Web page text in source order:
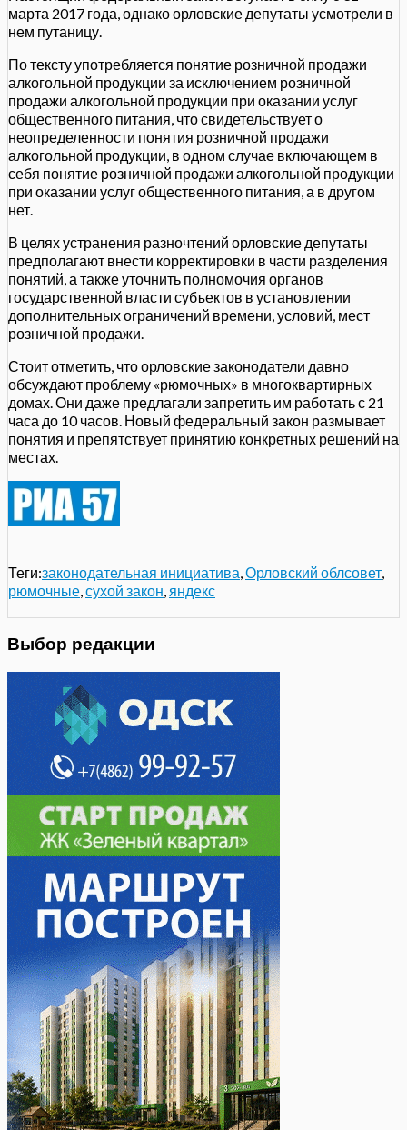
марта 2017 года, однако орловские депутаты усмотрели в
нем путаницу.
По тексту употребляется понятие розничной продажи
алкогольной продукции за исключением розничной
продажи алкогольной продукции при оказании услуг
общественного питания, что свидетельствует о
неопределенности понятия розничной продажи
алкогольной продукции, в одном случае включающем в
себя понятие розничной продажи алкогольной продукции
при оказании услуг общественного питания, а в другом
нет.
В целях устранения разночтений орловские депутаты
предполагают внести корректировки в части разделения
понятий, а также уточнить полномочия органов
государственной власти субъектов в установлении
дополнительных ограничений времени, условий, мест
розничной продажи.
Стоит отметить, что орловские законодатели давно
обсуждают проблему «рюмочных» в многоквартирных
домах. Они даже предлагали запретить им работать с 21
часа до 10 часов. Новый федеральный закон размывает
понятия и препятствует принятию конкретных решений на
местах.
Теги:законодательная инициатива Орловский облсовет
рюмочные сухой закон яндекс
Выбор редакции